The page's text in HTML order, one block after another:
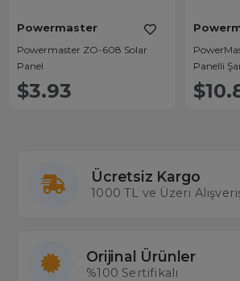
Powermaster
Powermaster ZO-608 Solar
Panel
$3.93
Panelli
Ücretsiz Kargo
1000 TL ve Üzeri
Orijinal Ürünler
%100 Sertifikalı